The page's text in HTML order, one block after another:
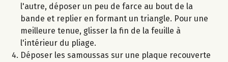
l'autre, déposer un peu de farce au bout de la
bande et replier en formant un triangle. Pour une
meilleure tenue, glisser la fin de la feuille à
l'intérieur du pliage.
Déposer les samoussas sur une plaque recouverte